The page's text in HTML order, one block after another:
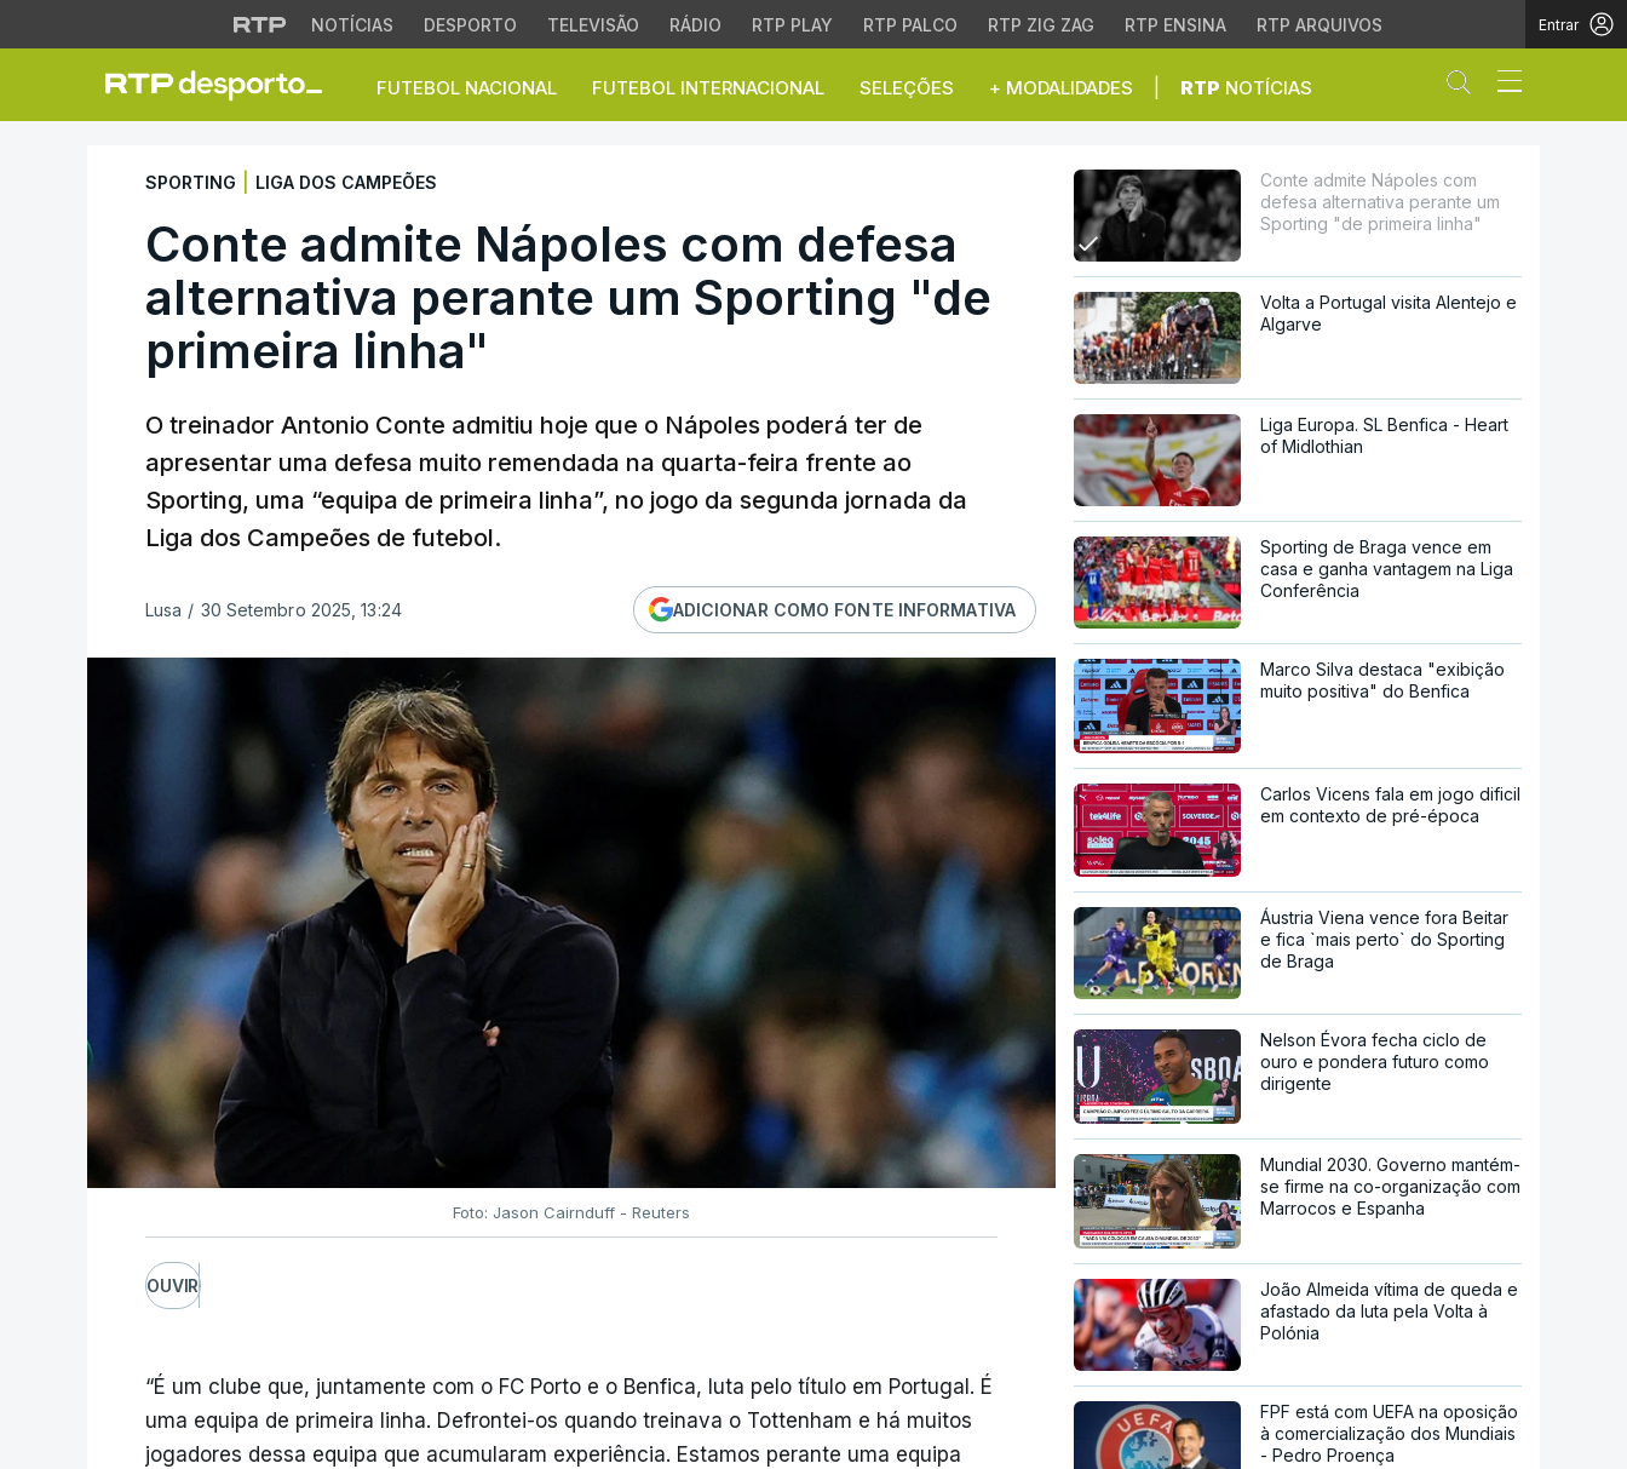
NOTÍCIAS DESPORTO TELEVISÃO RÁDIO RTP PLAY RTP PALCO RTP ZIG ZAG RTP ENSINA RTP ARQUIVOS Entrar
FUTEBOL NACIONAL FUTEBOL INTERNACIONAL SELEÇÕES + MODALIDADES RTP NOTÍCIAS Abrir campo
Conte admite Nápoles com defesa alternativa perante um
SPORTING LIGA DOS CAMPEÕES
Conte admite Nápoles com defesa
alternativa perante um Sporting "de
primeira linha"
O treinador Antonio Conte admitiu hoje que o Nápoles poderá ter de
apresentar uma defesa muito remendada na quarta-feira frente ao
Sporting, uma “equipa de primeira linha”, no jogo da segunda jornada da
Liga dos Campeões de futebol.
Lusa / 30 Setembro 2025, 13:24 ADICIONAR COMO FONTE INFORMATIVA
Foto: Jason Cairnduff - Reuters
OUVIR
“É um clube que, juntamente com o FC Porto e o Benfica, luta pelo título em Portugal. É
uma equipa de primeira linha. Defrontei-os quando treinava o Tottenham e há muitos
jogadores dessa equipa que acumularam experiência. Estamos perante uma equipa
Conte admite Nápoles com
defesa alternativa perante um
Sporting "de primeira linha"
Volta a Portugal visita Alentejo e
Algarve
Liga Europa. SL Benfica - Heart
of Midlothian
Sporting de Braga vence em
casa e ganha vantagem na Liga
Conferência
Marco Silva destaca "exibição
muito positiva" do Benfica
Carlos Vicens fala em jogo dificil
em contexto de pré-época
Áustria Viena vence fora Beitar
e fica `mais perto` do Sporting
de Braga
Nelson Évora fecha ciclo de
ouro e pondera futuro como
dirigente
Mundial 2030. Governo mantém-
se firme na co-organização com
Marrocos e Espanha
João Almeida vítima de queda e
afastado da luta pela Volta à
Polónia
FPF está com UEFA na oposição
à comercialização dos Mundiais
- Pedro Proença